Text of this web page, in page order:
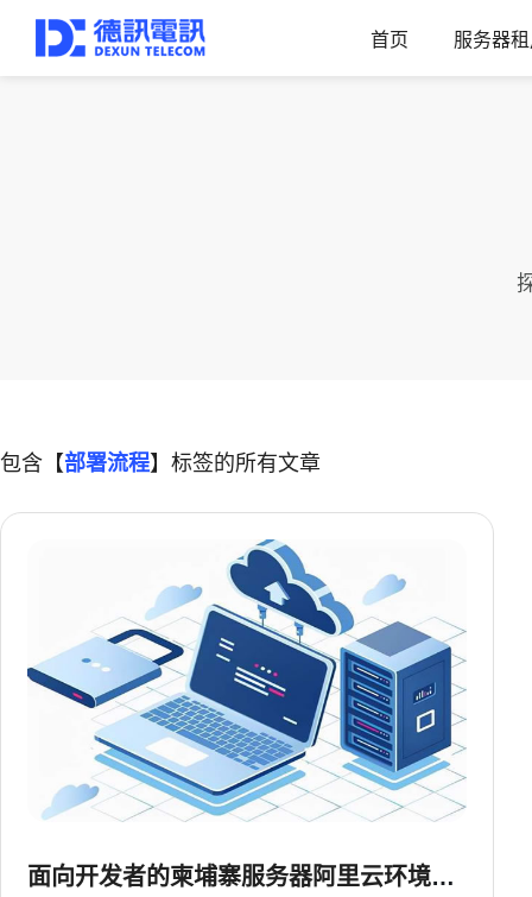
首页 服务器
包含【部署流程】标签的所有文章
面向开发者的柬埔寨服务器阿里云环境搭